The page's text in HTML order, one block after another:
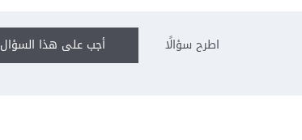
أجب على هذا السؤال اطرح سؤالًا